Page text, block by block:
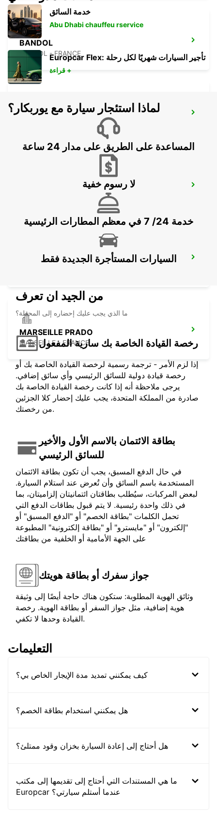
BANDOL
BANDOL - FRANCE
TOULON HYERES AIRPORT
AUBAGNE
MARSEILLE PRADO
MARSEILLE - FRANCE
خدمة السائق
Abu Dhabi chauffeu rservice
Europcar Flex: تأجير السيارات شهريًا لكل رحلة
قراءة +
لماذا استئجار سيارة مع يوربكار؟
المساعدة على الطريق على مدار 24 ساعة
لا رسوم خفية
خدمة 24/ 7 في معظم المطارات الرئيسية
السيارات المستأجرة الجديدة فقط
من الجيد ان تعرف
ما الذي يجب عليك إحضاره إلى المحطة؟
رخصة القيادة الخاصة بك سارية المفعول
إذا لزم الأمر - ترجمة رسمية لرخصة القيادة الخاصة بك أو
رخصة قيادة دولية للسائق الرئيسي وأي سائق إضافي.
يرجى ملاحظة أنه إذا كانت رخصة القيادة الخاصة بك
صادرة من المملكة المتحدة، يجب عليك إحضار كلا الجزئين
من رخصتك.
بطاقة الائتمان بالاسم الأول والأخير
للسائق الرئيسي
في حال الدفع المسبق، يجب أن تكون بطاقة الائتمان
المستخدمة باسم السائق وأن تُعرض عند استلام السيارة.
لبعض المركبات، سيُطلب بطاقتان ائتمانيتان إلزاميتان، بما
في ذلك واحدة رئيسية. لا يتم قبول بطاقات الدفع التي
تحمل الكلمات "بطاقة الخصم" أو "الدفع المسبق" أو
"إلكترون" أو "مايسترو" أو "بطاقة إلكترونية" المطبوعة
على الجهة الأمامية أو الخلفية من بطاقتك
جواز سفرك أو بطاقة هويتك
وثائق الهوية المطلوبة: ستكون هناك حاجة أيضًا إلى وثيقة
هوية إضافية، مثل جواز السفر أو بطاقة الهوية. رخصة
القيادة وحدها لا تكفي.
التعليمات
كيف يمكنني تمديد مدة الإيجار الخاص بي؟
هل يمكنني استخدام بطاقة الخصم؟
هل أحتاج إلى إعادة السيارة بخزان وقود ممتلئ؟
ما هي المستندات التي أحتاج إلى تقديمها إلى مكتب
Europcar عندما أستلم سيارتي؟